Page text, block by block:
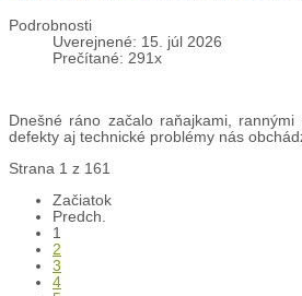
Podrobnosti
Uverejnené: 15. júl 2026
Prečítané: 291x
Dnešné ráno začalo raňajkami,
defekty aj technické problémy nás
Strana 1 z 161
Začiatok
Predch.
1
2
3
4